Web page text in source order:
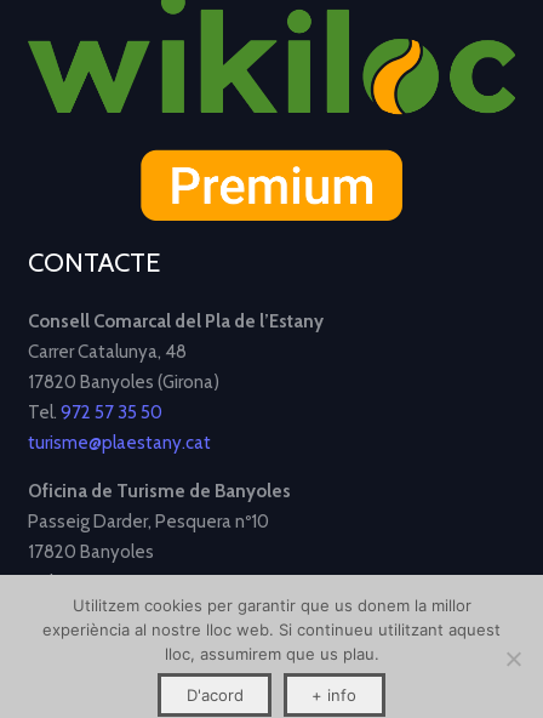
CONTACTE
Consell Comarcal del Pla de l’Estany
Carrer Catalunya, 48
17820 Banyoles (Girona)
Tel. 972 57 35 50
turisme@plaestany.cat
Oficina de Turisme de Banyoles
Passeig Darder, Pesquera nº10
17820 Banyoles
Tel.972 58 34 70
turisme@ajbanyoles.org
[Política de Privacitat][Política de Cookies]
Disseny i desenvolupament perCreative Corner
Utilitzem cookies per garantir que us donem la millor
experiència al nostre lloc web. Si continueu utilitzant aquest
lloc, assumirem que us plau.
D'acord + info